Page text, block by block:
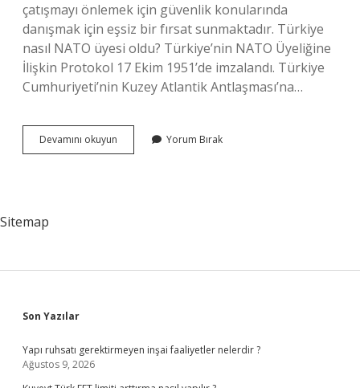
çatışmayı önlemek için güvenlik konularında
danışmak için eşsiz bir fırsat sunmaktadır. Türkiye
nasıl NATO üyesi oldu? Türkiye’nin NATO Üyeliğine
İlişkin Protokol 17 Ekim 1951’de imzalandı. Türkiye
Cumhuriyeti’nin Kuzey Atlantik Antlaşması’na…
Devamını okuyun
Türkiye
Yorum Bırak
Sitemap
Sidebar
Son Yazılar
Yapı ruhsatı gerektirmeyen inşai faaliyetler nelerdir ?
Ağustos 9, 2026